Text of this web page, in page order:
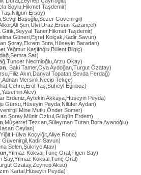
Soylu,Hikmet Taşdemir)
Taş,Nilgün Ersoy)
Başoğlu,Sezer Güvenirgil)
Şen,Ulvi Uraz,Ersun Kazançel)
Girik,Seyyal Taner,Hikmet Taşdemir)
Güneri,Eşref Kolçak,Kadir Savun)
Şoray,Ekrem Bora,Hüseyin Baradan)
Kaşifoğlu,Bülent Bilgiç)
Sar)
Necmioğlu,Arzu Okay)
, Baki Tamer,Oya Aydoğan,Turgut Özatay)
Akın,Danyal Topatan,Sevda Ferdağ)
Mersinli,Necip Tekçe)
Çehre,Erol Taş,Süheyl Eğriboz)
Alev)
Erdeniz,Aytekin Akkaya,Hüseyin Peyda)
Gürsu,Hüseyin Peyda,Nilüfer Aydan)
Mutlu,Önder Somer)
Şoray,Münir Özkul,Gülgün Erdem)
,Müşerref Tezcan,Süleyman Turan,Bora Ayanoğlu)
Ceylan)
Yiğit,Hülya Koçyiğit,Aliye Rona)
Güvenirgil,Kadir Savun)
Selen,Şükriye Atav)
,Yılmaz Köksal,Tunç Oral,Figen Say)
Say,Yılmaz Köksal,Tunç Oral)
Özatay,Zeynep Aksu)
Kartal,Hüseyin Peyda)